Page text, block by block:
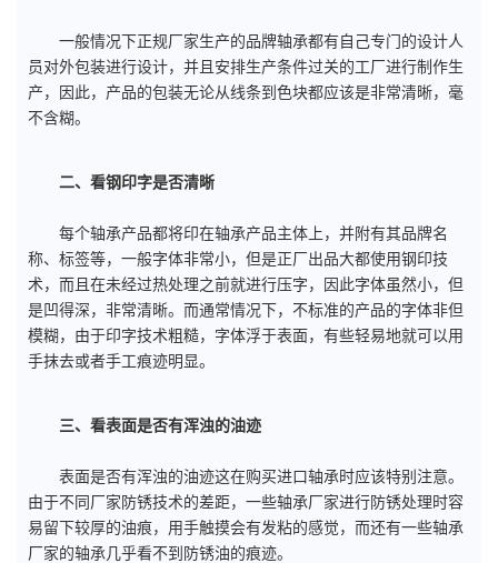
一般情况下正规厂家生产的品牌轴承都有自己专门的设计人
员对外包装进行设计，并且安排生产条件过关的工厂进行制作生
产，因此，产品的包装无论从线条到色块都应该是非常清晰，毫
不含糊。
二、看钢印字是否清晰
每个轴承产品都将印在轴承产品主体上，并附有其品牌名
称、标签等，一般字体非常小，但是正厂出品大都使用钢印技
术，而且在未经过热处理之前就进行压字，因此字体虽然小，但
是凹得深，非常清晰。而通常情况下，不标准的产品的字体非但
模糊，由于印字技术粗糙，字体浮于表面，有些轻易地就可以用
手抹去或者手工痕迹明显。
三、看表面是否有浑浊的油迹
表面是否有浑浊的油迹这在购买进口轴承时应该特别注意。
由于不同厂家防锈技术的差距，一些轴承厂家进行防锈处理时容
易留下较厚的油痕，用手触摸会有发粘的感觉，而还有一些轴承
厂家的轴承几乎看不到防锈油的痕迹。